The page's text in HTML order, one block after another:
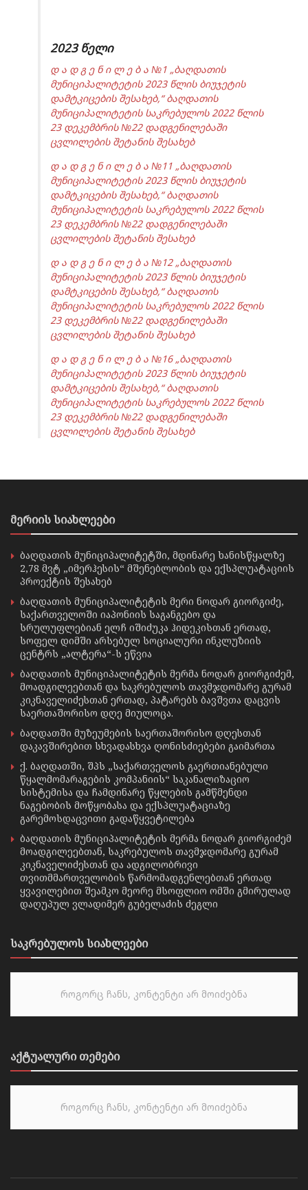
2023 წელი
დ ა დ გ ე ნ ი ლ ე ბ ა №1 „ბაღდათის
მუნიციპალიტეტის 2023 წლის ბიუჯეტის
დამტკიცების შესახებ,“ ბაღდათის
მუნიციპალიტეტის საკრებულოს 2022 წლის
23 დეკემბრის №22 დადგენილებაში
ცვლილების შეტანის შესახებ
დ ა დ გ ე ნ ი ლ ე ბ ა №11 „ბაღდათის
მუნიციპალიტეტის 2023 წლის ბიუჯეტის
დამტკიცების შესახებ,“ ბაღდათის
მუნიციპალიტეტის საკრებულოს 2022 წლის
23 დეკემბრის №22 დადგენილებაში
ცვლილების შეტანის შესახებ
დ ა დ გ ე ნ ი ლ ე ბ ა №12 „ბაღდათის
მუნიციპალიტეტის 2023 წლის ბიუჯეტის
დამტკიცების შესახებ,“ ბაღდათის
მუნიციპალიტეტის საკრებულოს 2022 წლის
23 დეკემბრის №22 დადგენილებაში
ცვლილების შეტანის შესახებ
დ ა დ გ ე ნ ი ლ ე ბ ა №16 „ბაღდათის
მუნიციპალიტეტის 2023 წლის ბიუჯეტის
დამტკიცების შესახებ,“ ბაღდათის
მუნიციპალიტეტის საკრებულოს 2022 წლის
23 დეკემბრის №22 დადგენილებაში
ცვლილების შეტანის შესახებ
მერიის სიახლეები
ბაღდათის მუნიციპალიტეტში, მდინარე ხანისწყალზე
2,78 მვტ „იმერჰესის“ მშენებლობის და ექსპლუატაციის
პროექტის შესახებ
ბაღდათის მუნიციპალიტეტის მერი ნოდარ გიორგიძე,
საქართველოში იაპონიის საგანგებო და
სრულუფლებიან ელჩ იშიძუკა ჰიდეკისთან ერთად,
სოფელ დიმში არსებულ სოციალური ინკლუზიის
ცენტრს „ალტერა“-ს ეწვია
ბაღდათის მუნიციპალიტეტის მერმა ნოდარ გიორგიძემ,
მოადგილეებთან და საკრებულოს თავმჯდომარე გურამ
კიკნაველიძესთან ერთად, პატარებს ბავშვთა დაცვის
საერთაშორისო დღე მიულოცა.
ბაღდათში მუზეუმების საერთაშორისო დღესთან
დაკავშირებით სხვადასხვა ღონისძიებები გაიმართა
ქ. ბაღდათში, შპს „საქართველოს გაერთიანებული
წყალმომარაგების კომპანიის“ საკანალიზაციო
სისტემისა და ჩამდინარე წყლების გამწმენდი
ნაგებობის მოწყობასა და ექსპლუატაციაზე
გარემოსდაცვითი გადაწყვეტილება
ბაღდათის მუნიციპალიტეტის მერმა ნოდარ გიორგიძემ
მოადგილეებთან, საკრებულოს თავმჯდომარე გურამ
კიკნაველიძესთან და ადგილობრივი
თვითმმართველობის წარმომადგენლებთან ერთად
ყვავილებით შეამკო მეორე მსოფლიო ომში გმირულად
დაღუპულ ვლადიმერ გუბელაძის ძეგლი
საკრებულოს სიახლეები
როგორც ჩანს, კონტენტი არ მოიძებნა
აქტუალური თემები
როგორც ჩანს, კონტენტი არ მოიძებნა